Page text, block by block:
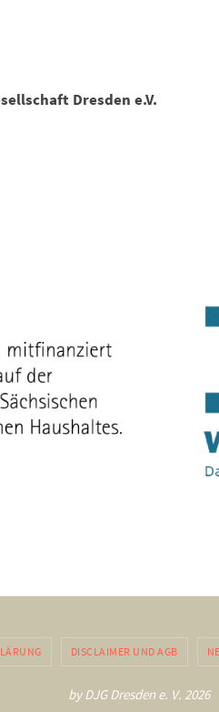
Dresden e.V.
DISCLAIMER UND AGB
by DJG Dresden e. V. 2026